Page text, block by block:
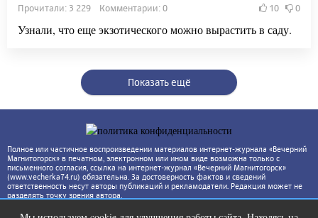
Прочитали: 3 229 Комментарии: 0 10 0
Узнали, что еще экзотического можно вырастить в саду.
Показать ещё
Полное или частичное воспроизведении материалов интернет-журнала «Вечерний
Магнитогорск» в печатном, электронном или ином виде возможна только с
письменного согласия, ссылка на интернет-журнал «Вечерний Магнитогорск»
(www.vecherka74.ru) обязательна. За достоверность фактов и сведений
ответственность несут авторы публикаций и рекламодатели. Редакция может не
разделять точку зрения автора.